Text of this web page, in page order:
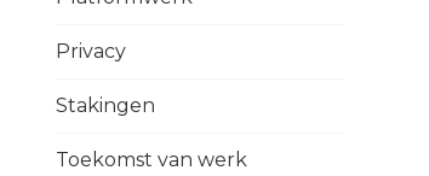
Privacy
Stakingen
Toekomst van werk